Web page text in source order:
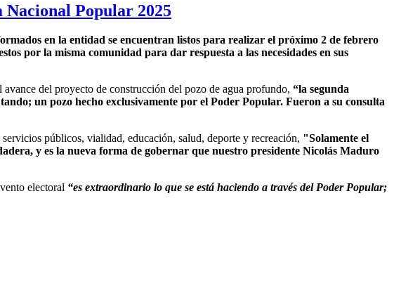
Nacional Popular 2025
en la entidad se encuentran listos para realizar el próximo 2 de febrero
por la misma comunidad para dar respuesta a las necesidades en sus
del proyecto de construcción del pozo de agua profundo, “la segunda
un pozo hecho exclusivamente por el Poder Popular. Fueron a su consulta
servicios públicos, vialidad, educación, salud, deporte y recreación, "Solamente el
y es la nueva forma de gobernar que nuestro presidente Nicolás Maduro
electoral “es extraordinario lo que se está haciendo a través del Poder Popular;